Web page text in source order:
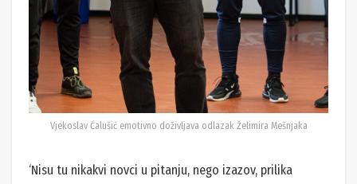
Vjekoslav Ćalušić emotivno doživljava odlazak Želimira Mešnjaka
‘Nisu tu nikakvi novci u pitanju, nego izazov, prilika